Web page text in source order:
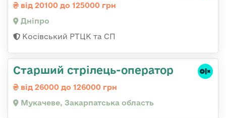
від 20100 до 125000 грн
Дніпро
Косівський РТЦК та СП
Старший стрілець-оператор
від 26000 до 126000 грн
Мукачеве, Закарпатська область